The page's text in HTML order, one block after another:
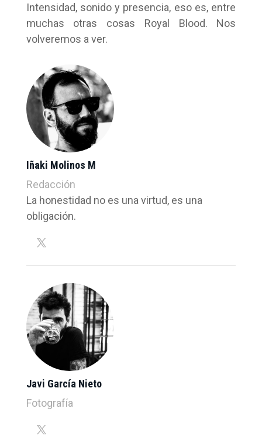
Intensidad, sonido y presencia, eso es, entre
muchas otras cosas Royal Blood. Nos
volveremos a ver.
Iñaki Molinos M
Redacción
La honestidad no es una virtud, es una
obligación.
Javi García Nieto
Fotografía